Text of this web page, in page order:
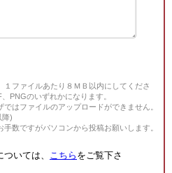
ファイルあたり８ＭＢ以内にしてくださ
PNGのいずれかになります。
はファイルのアップロードができません。
降)
数ですがパソコンから投稿お願いします。
いては、 こちら をご覧下さ